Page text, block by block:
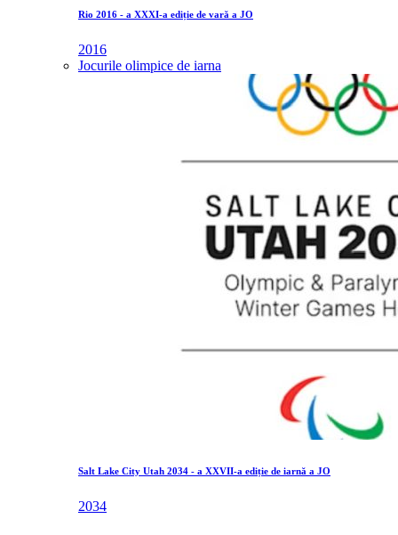
Rio 2016 - a XXXI-a ediție de vară a JO
2016
Jocurile olimpice de iarna
Salt Lake City Utah 2034 - a XXVII-a ediție de iarnă a JO
2034